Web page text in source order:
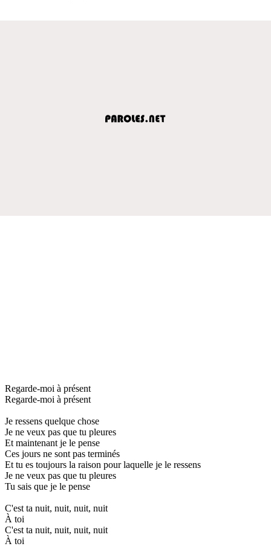
Regarde-moi à présent
Regarde-moi à présent
Je ressens quelque chose
Je ne veux pas que tu pleures
Et maintenant je le pense
Ces jours ne sont pas terminés
Et tu es toujours la raison pour laquelle je le ressens
Je ne veux pas que tu pleures
Tu sais que je le pense
C'est ta nuit, nuit, nuit, nuit
À toi
C'est ta nuit, nuit, nuit, nuit
À toi